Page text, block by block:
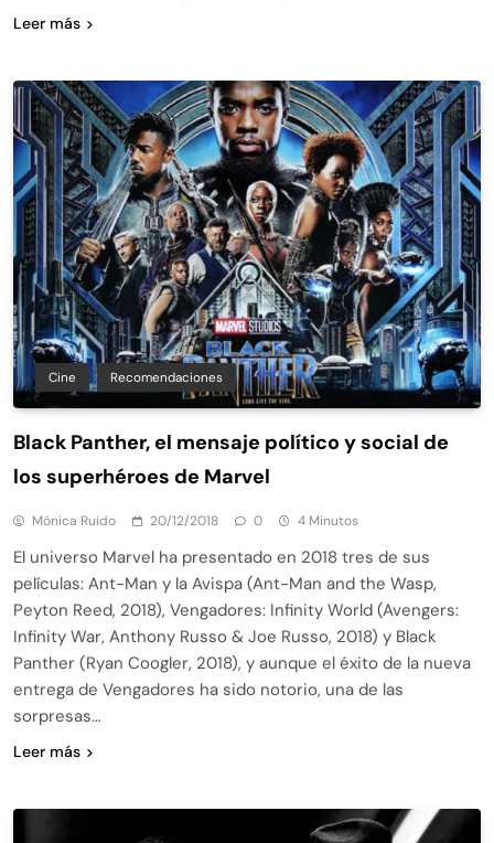
Leer más
Cine Recomendaciones
Black Panther, el mensaje político y social de
los superhéroes de Marvel
Mónica Ruido 20/12/2018 0 4 Minutos
El universo Marvel ha presentado en 2018 tres de sus
películas: Ant-Man y la Avispa (Ant-Man and the Wasp,
Peyton Reed, 2018), Vengadores: Infinity World (Avengers:
Infinity War, Anthony Russo & Joe Russo, 2018) y Black
Panther (Ryan Coogler, 2018), y aunque el éxito de la nueva
entrega de Vengadores ha sido notorio, una de las
sorpresas…
Leer más